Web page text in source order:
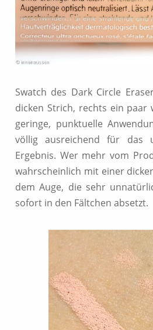
Swatch des Dark Circle
dicken Strich, rechts ein paar
geringe, punktuelle
völlig ausreichend für das
Ergebnis. Wer mehr vom
wahrscheinlich mit einer
dem Auge, die sehr
sofort in den Fältchen absetzt.